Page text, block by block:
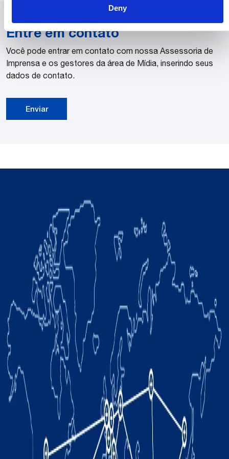
Deny
Entre em contato
Você pode entrar em contato com nossa Assessoria de
Imprensa e os gestores da área de Mídia, inserindo seus
dados de contato.
Enviar